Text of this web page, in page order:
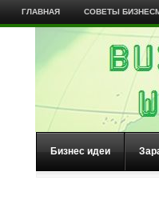
ГЛАВНАЯ СОВЕТЫ
Бизнес идеи